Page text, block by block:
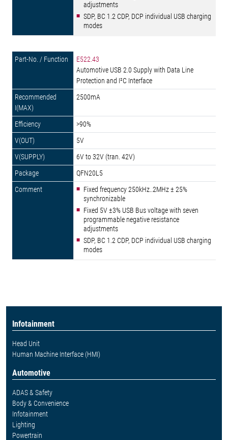
adjustments
SDP, BC 1.2 CDP, DCP individual USB charging
modes
E522.43
Automotive USB 2.0 Supply with Data Line
Protection and I²C Interface
2500mA
>90%
5V
6V to 32V (tran. 42V)
QFN20L5
Fixed frequency 250kHz..2MHz ± 25%
synchronizable
Fixed 5V ±3% USB Bus voltage with seven
programmable negative resistance
adjustments
SDP, BC 1.2 CDP, DCP individual USB charging
modes
Infotainment
Head Unit
Human Machine Interface (HMI)
Automotive
ADAS & Safety
Body & Convenience
Infotainment
Lighting
Powertrain